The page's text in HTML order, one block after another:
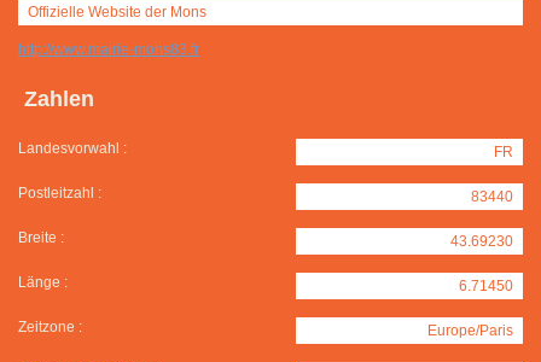
Offizielle Website der Mons
http://www.mairie-mons83.fr
Zahlen
Landesvorwahl : FR
Postleitzahl : 83440
Breite : 43.69230
Länge : 6.71450
Zeitzone : Europe/Paris